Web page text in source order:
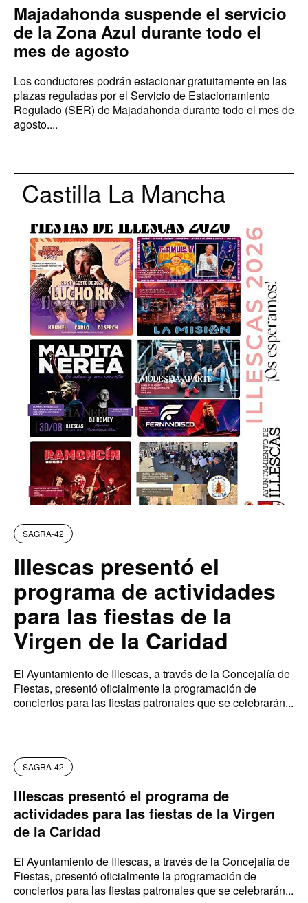
Majadahonda suspende el servicio
de la Zona Azul durante todo el
mes de agosto
Los conductores podrán estacionar gratuitamente en las
plazas reguladas por el Servicio de Estacionamiento
Regulado (SER) de Majadahonda durante todo el mes de
agosto....
Castilla La Mancha
SAGRA-42
Illescas presentó el
programa de actividades
para las fiestas de la
Virgen de la Caridad
El Ayuntamiento de Illescas, a través de la Concejalía de
Fiestas, presentó oficialmente la programación de
conciertos para las fiestas patronales que se celebrarán...
SAGRA-42
Illescas presentó el programa de
actividades para las fiestas de la Virgen
de la Caridad
El Ayuntamiento de Illescas, a través de la Concejalía de
Fiestas, presentó oficialmente la programación de
conciertos para las fiestas patronales que se celebrarán...